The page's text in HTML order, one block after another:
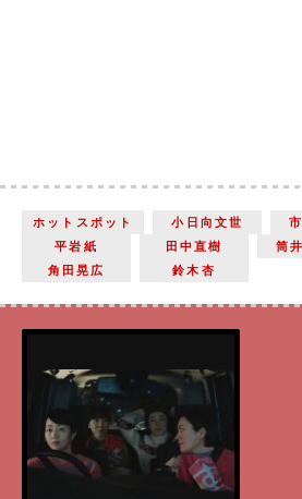
ホットスポット 小日向文世
平岩紙
田中直樹
筒
角田晃広
鈴木杏